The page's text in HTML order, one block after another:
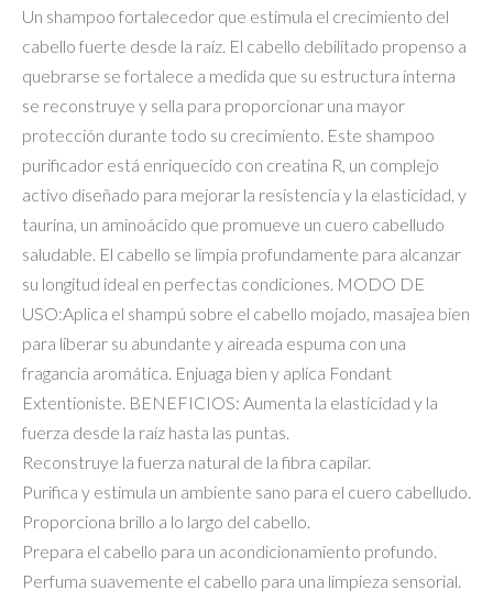
Un shampoo fortalecedor que estimula el crecimiento del
cabello fuerte desde la raíz. El cabello debilitado propenso a
quebrarse se fortalece a medida que su estructura interna
se reconstruye y sella para proporcionar una mayor
protección durante todo su crecimiento. Este shampoo
purificador está enriquecido con creatina R, un complejo
activo diseñado para mejorar la resistencia y la elasticidad, y
taurina, un aminoácido que promueve un cuero cabelludo
saludable. El cabello se limpia profundamente para alcanzar
su longitud ideal en perfectas condiciones. MODO DE
USO:Aplica el shampú sobre el cabello mojado, masajea bien
para liberar su abundante y aireada espuma con una
fragancia aromática. Enjuaga bien y aplica Fondant
Extentioniste. BENEFICIOS: Aumenta la elasticidad y la
fuerza desde la raíz hasta las puntas.
Reconstruye la fuerza natural de la fibra capilar.
Purifica y estimula un ambiente sano para el cuero cabelludo.
Proporciona brillo a lo largo del cabello.
Prepara el cabello para un acondicionamiento profundo.
Perfuma suavemente el cabello para una limpieza sensorial.